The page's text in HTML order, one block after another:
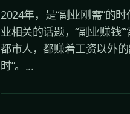
2024年，是“副业刚需”的
业相关的话题，“副业赚钱
都市人，都赚着工资以外
时”。...